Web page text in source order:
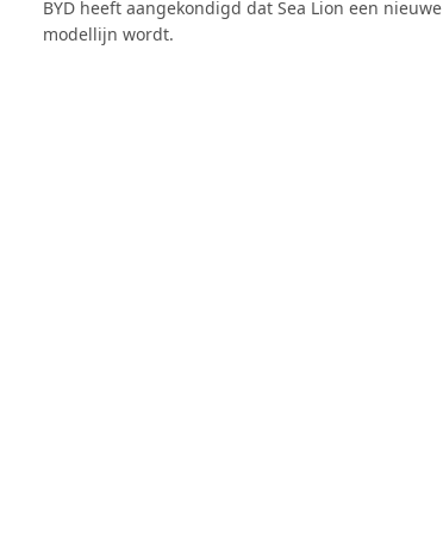
BYD heeft aangekondigd dat Sea Lion een nieuwe
modellijn wordt.